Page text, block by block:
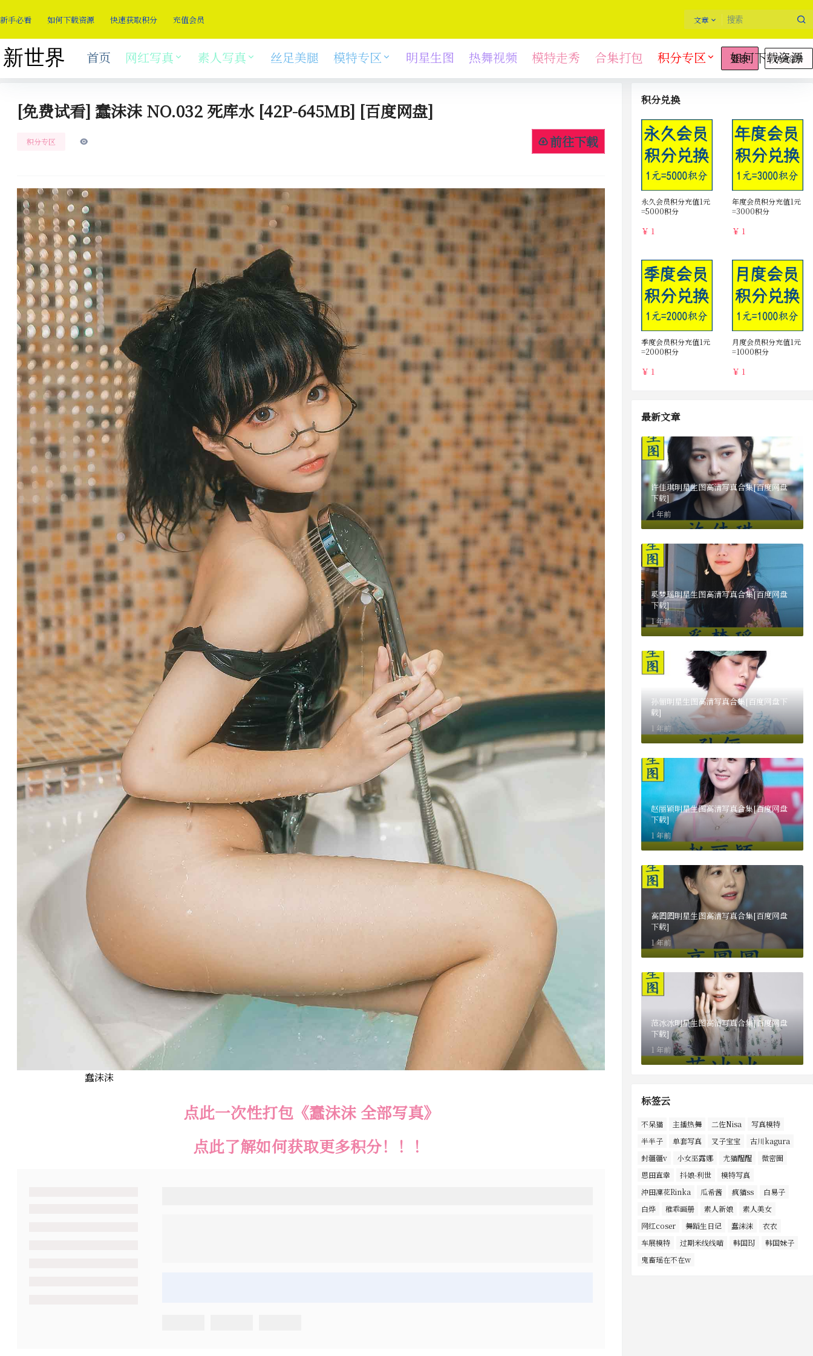
新手必看 如何下载资源 快速获取积分 充值会员 文章
登录 快速注册
首页 网红写真 素人写真 丝足美腿 模特专区 明星生图 热舞视频 模特走秀 合集打包 积分专区 如何下载资源
[免费试看] 蠢沫沫 NO.032 死库水 [42P-645MB] [百度网盘]
积分专区 前往下载
蠢沫沫
点此一次性打包《蠢沫沫 全部写真》
点此了解如何获取更多积分！！！
积分兑换
永久会员积分充值1元
=5000积分
￥ 1
年度会员积分充值1元
=3000积分
￥ 1
季度会员积分充值1元
=2000积分
￥ 1
月度会员积分充值1元
=1000积分
￥ 1
最新文章
许佳琪明星生图高清写真合集[百度网盘
下载]
1 年前
奚梦瑶明星生图高清写真合集[百度网盘
下载]
1 年前
孙俪明星生图高清写真合集[百度网盘下
载]
1 年前
赵丽颖明星生图高清写真合集[百度网盘
下载]
1 年前
高圆圆明星生图高清写真合集[百度网盘
下载]
1 年前
范冰冰明星生图高清写真合集[百度网盘
下载]
1 年前
标签云
不呆猫 主播热舞 二佐Nisa
写真模特
半半子
单套写真 叉子宝宝
古川kagura
封疆疆v
小女巫露娜 尤猫醒醒
微密圈
恩田直幸
抖娘-利世
模特写真
沖田凜花Rinka
瓜希酱 疯猫ss
白易子
白烨
稚乖画册 素人新娘
素人美女
网红coser
舞蹈生日记 蠢沫沫
衣衣
车展模特
过期米线线喵 韩国BJ
韩国妹子
鬼畜瑶在不在w